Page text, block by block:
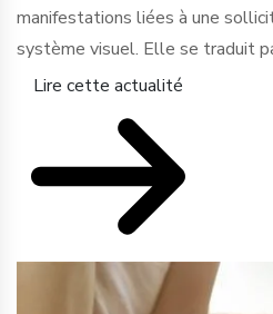
manifestations liées à une
système visuel. Elle se traduit
Lire cette actualité